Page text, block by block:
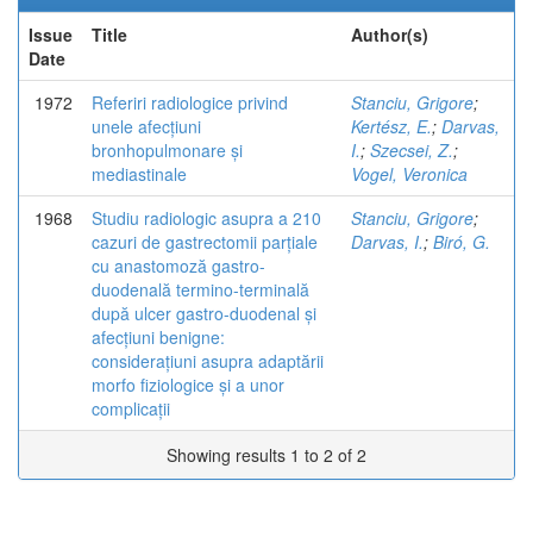
Issue
Date
Title Author(s)
1972
Referiri radiologice privind
unele afecțiuni
bronhopulmonare și
mediastinale
Stanciu, Grigore;
Kertész, E.; Darvas,
I.; Szecsei, Z.;
Vogel, Veronica
1968
Studiu radiologic asupra a 210
cazuri de gastrectomii parțiale
cu anastomoză gastro-
duodenală termino-terminală
după ulcer gastro-duodenal și
afecțiuni benigne:
considerațiuni asupra adaptării
morfo fiziologice și a unor
complicații
Stanciu, Grigore;
Darvas, I.; Biró, G.
Showing results 1 to 2 of 2